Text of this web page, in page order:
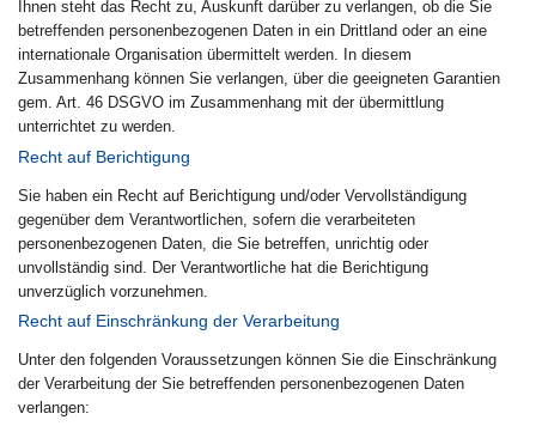
Ihnen steht das Recht zu, Auskunft darüber zu verlangen, ob die Sie
betreffenden personenbezogenen Daten in ein Drittland oder an eine
internationale Organisation übermittelt werden. In diesem
Zusammenhang können Sie verlangen, über die geeigneten Garantien
gem. Art. 46 DSGVO im Zusammenhang mit der übermittlung
unterrichtet zu werden.
Recht auf Berichtigung
Sie haben ein Recht auf Berichtigung und/oder Vervollständigung
gegenüber dem Verantwortlichen, sofern die verarbeiteten
personenbezogenen Daten, die Sie betreffen, unrichtig oder
unvollständig sind. Der Verantwortliche hat die Berichtigung
unverzüglich vorzunehmen.
Recht auf Einschränkung der Verarbeitung
Unter den folgenden Voraussetzungen können Sie die Einschränkung
der Verarbeitung der Sie betreffenden personenbezogenen Daten
verlangen: